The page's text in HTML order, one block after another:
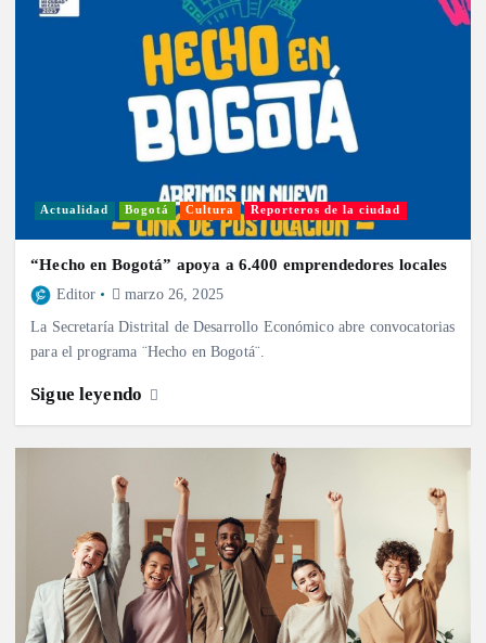
Actualidad Bogotá Cultura Reporteros de la ciudad
“Hecho en Bogotá” apoya a 6.400 emprendedores locales
Editor marzo 26, 2025
La Secretaría Distrital de Desarrollo Económico abre convocatorias
para el programa ¨Hecho en Bogotá¨.
Sigue leyendo